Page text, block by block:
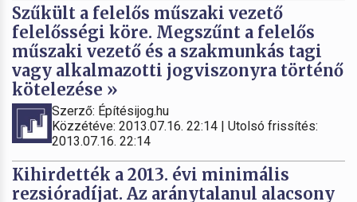
Szűkült a felelős műszaki vezető
felelősségi köre. Megszűnt a felelős
műszaki vezető és a szakmunkás tagi
vagy alkalmazotti jogviszonyra történő
kötelezése »
Szerző: Építésijog.hu
Közzétéve: 2013.07.16. 22:14 | Utolsó frissítés:
2013.07.16. 22:14
Kihirdették a 2013. évi minimális
rezsióradíjat. Az aránytalanul alacsony